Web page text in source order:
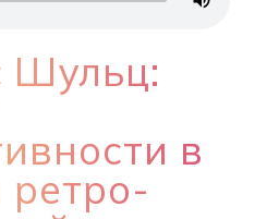
в
ретро-